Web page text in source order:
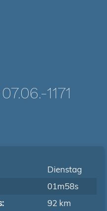
1171
Dienstag
01m58s
92 km